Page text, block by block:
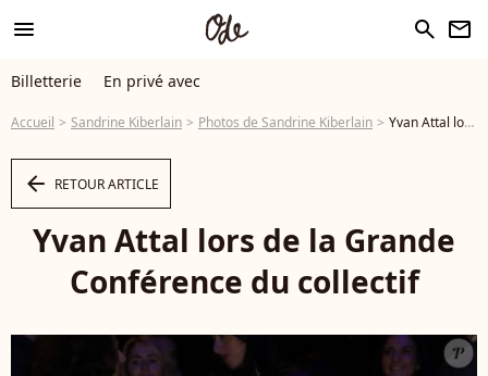
menu search newsletter
Billetterie En privé avec
Accueil Sandrine Kiberlain Photos de Sandrine Kiberlain Yvan Attal lors de la Grande Conférence du collectif - Photo
arrow_left RETOUR ARTICLE
Yvan Attal lors de la Grande
Conférence du collectif